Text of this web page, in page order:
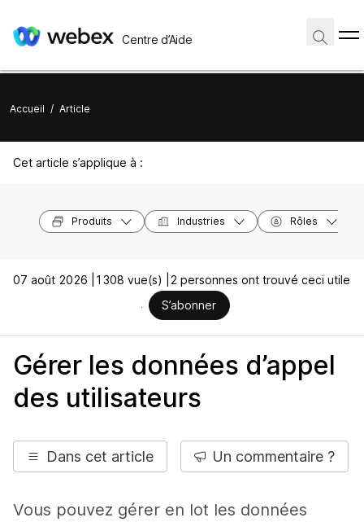
Centre d’Aide
Accueil / Article
Cet article s’applique à :
Produits Industries Rôles
07 août 2026 | 1308 vue(s) |
2 personnes ont trouvé ceci utile
S’abonner
Gérer les données d’appel
des utilisateurs
Dans cet article Un commentaire ?
Vous pouvez gérer en lot les données